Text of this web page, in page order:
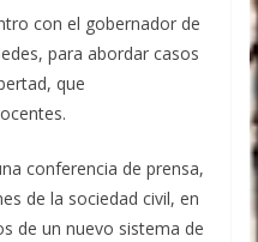
ordenó destruir
con el gobernador de
para abordar casos
que
conferencia de prensa,
de la sociedad civil, en
de un nuevo sistema de